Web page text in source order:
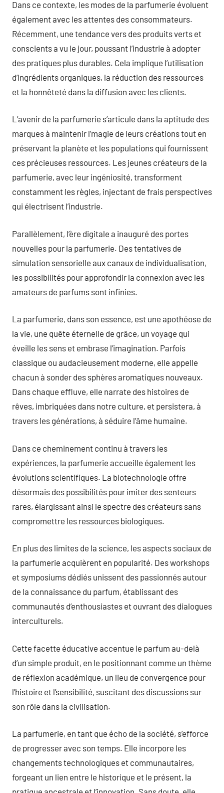
Dans ce contexte, les modes de la parfumerie évoluent
également avec les attentes des consommateurs.
Récemment, une tendance vers des produits verts et
conscients a vu le jour, poussant l’industrie à adopter
des pratiques plus durables. Cela implique l’utilisation
d’ingrédients organiques, la réduction des ressources
et la honnêteté dans la diffusion avec les clients.
L’avenir de la parfumerie s’articule dans la aptitude des
marques à maintenir l’magie de leurs créations tout en
préservant la planète et les populations qui fournissent
ces précieuses ressources. Les jeunes créateurs de la
parfumerie, avec leur ingéniosité, transforment
constamment les règles, injectant de frais perspectives
qui électrisent l’industrie.
Parallèlement, l’ère digitale a inauguré des portes
nouvelles pour la parfumerie. Des tentatives de
simulation sensorielle aux canaux de individualisation,
les possibilités pour approfondir la connexion avec les
amateurs de parfums sont infinies.
La parfumerie, dans son essence, est une apothéose de
la vie, une quête éternelle de grâce, un voyage qui
éveille les sens et embrase l’imagination. Parfois
classique ou audacieusement moderne, elle appelle
chacun à sonder des sphères aromatiques nouveaux.
Dans chaque effluve, elle narrate des histoires de
rêves, imbriquées dans notre culture, et persistera, à
travers les générations, à séduire l’âme humaine.
Dans ce cheminement continu à travers les
expériences, la parfumerie accueille également les
évolutions scientifiques. La biotechnologie offre
désormais des possibilités pour imiter des senteurs
rares, élargissant ainsi le spectre des créateurs sans
compromettre les ressources biologiques.
En plus des limites de la science, les aspects sociaux de
la parfumerie acquièrent en popularité. Des workshops
et symposiums dédiés unissent des passionnés autour
de la connaissance du parfum, établissant des
communautés d’enthousiastes et ouvrant des dialogues
interculturels.
Cette facette éducative accentue le parfum au-delà
d’un simple produit, en le positionnant comme un thème
de réflexion académique, un lieu de convergence pour
l’histoire et l’sensibilité, suscitant des discussions sur
son rôle dans la civilisation.
La parfumerie, en tant que écho de la société, s’efforce
de progresser avec son temps. Elle incorpore les
changements technologiques et communautaires,
forgeant un lien entre le historique et le présent, la